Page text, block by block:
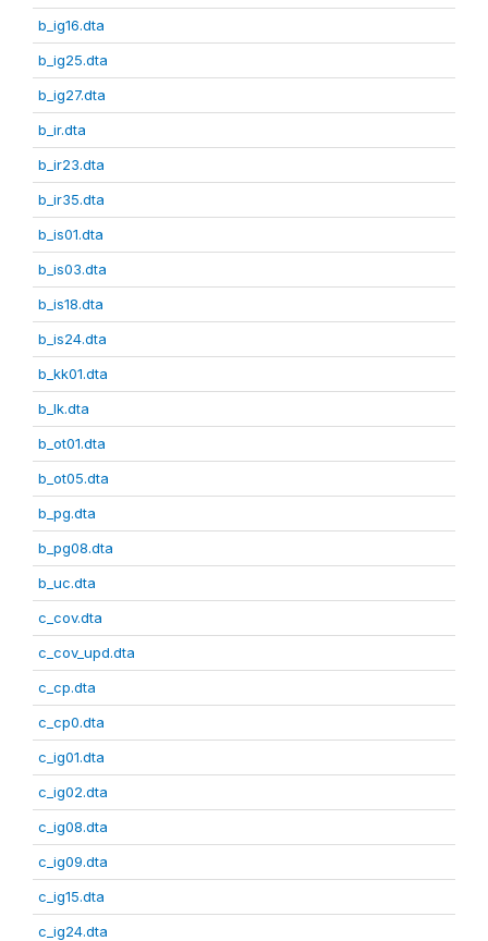
b_ig16.dta
b_ig25.dta
b_ig27.dta
b_ir.dta
b_ir23.dta
b_ir35.dta
b_is01.dta
b_is03.dta
b_is18.dta
b_is24.dta
b_kk01.dta
b_lk.dta
b_ot01.dta
b_ot05.dta
b_pg.dta
b_pg08.dta
b_uc.dta
c_cov.dta
c_cov_upd.dta
c_cp.dta
c_cp0.dta
c_ig01.dta
c_ig02.dta
c_ig08.dta
c_ig09.dta
c_ig15.dta
c_ig24.dta